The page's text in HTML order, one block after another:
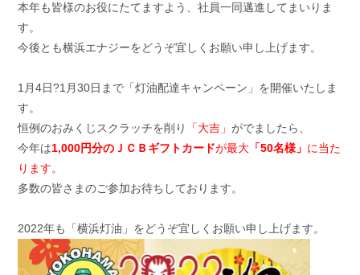
本年も皆様のお役にたてますよう、社員一同邁進してまいりま
す。
今後とも横浜エナジーをどうぞ宜しくお願い申し上げます。
1月4日?1月30日まで「灯油配達キャンペーン」を開催いたしま
す。
恒例のおみくじスクラッチを削り
「大吉」がでましたら、
今年は1,000円分のＪＣＢギフトカードが最大 「50名様」 に当た
ります。
多数の皆さまのご参加お待ちしております。
2022年も「横浜灯油」をどうぞ宜しくお願い申し上げます。